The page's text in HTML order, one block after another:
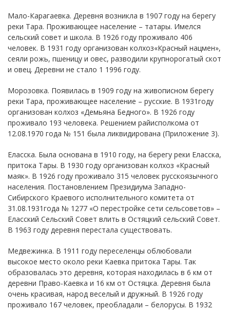
Мало-Карагаевка. Деревня возникла в 1907 году на берегу
реки Тара. Проживающее население – татары. Имелся
сельский совет и школа. В 1926 году проживало 406
человек. В 1931 году организован колхоз«Красный нацмен»,
сеяли рожь, пшеницу и овес, разводили крупнорогатый скот
и овец. Деревни не стало 1 1996 году.
Морозовка. Появилась в 1909 году на живописном берегу
реки Тара, проживающее население – русские. В 1931году
организован колхоз «Демьяна Бедного». В 1926 году
проживало 193 человека. Решением райисполкома от
12.08.1970 года № 151 была ликвидирована (Приложение 3).
Еласска. Была основана в 1910 году, на берегу реки Еласска,
притока Тары. В 1930 году организован колхоз «Красный
маяк». В 1926 году проживало 315 человек русскоязычного
населения. Постановлением Президиума Западно-
Сибирского Краевого исполнительного комитета от
31.08.1931года № 1277 «О перестройке сети сельсоветов» –
Еласский Сельский Совет влить в Остяцкий сельский Совет.
В 1963 году деревня перестала существовать.
Медвежинка. В 1911 году переселенцы облюбовали
высокое место около реки Каевка притока Тары. Так
образовалась это деревня, которая находилась в 6 км от
деревни Право-Каевка и 16 км от Остяцка. Деревня была
очень красивая, народ веселый и дружный. В 1926 году
проживало 167 человек, преобладали – белорусы. В 1932